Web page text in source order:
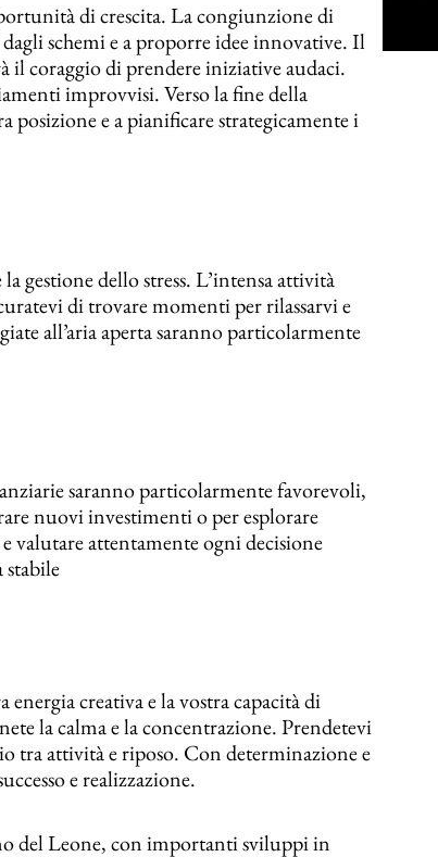
di crescita. La congiunzione di
schemi e a proporre idee innovative. Il
coraggio di prendere iniziative audaci.
improvvisi. Verso la fine della
posizione e a pianificare strategicamente i
gestione dello stress. L’intensa attività
di trovare momenti per rilassarvi e
all’aria aperta saranno particolarmente
saranno particolarmente favorevoli,
nuovi investimenti o per esplorare
valutare attentamente ogni decisione
creativa e la vostra capacità di
la calma e la concentrazione. Prendetevi
tra attività e riposo. Con determinazione e
e realizzazione.
del Leone, con importanti sviluppi in